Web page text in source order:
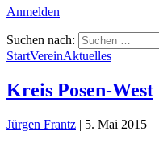
Anmelden
Suchen nach:
StartVereinAktuelles
Kreis Posen-West
Jürgen Frantz | 5. Mai 2015